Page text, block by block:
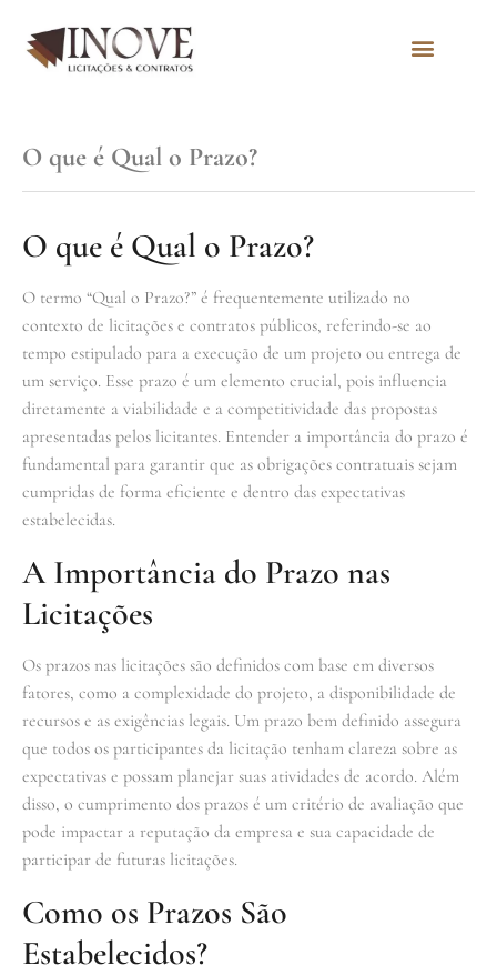
O que é Qual o Prazo?
O que é Qual o Prazo?
O termo “Qual o Prazo?” é frequentemente utilizado no
contexto de licitações e contratos públicos, referindo-se ao
tempo estipulado para a execução de um projeto ou entrega de
um serviço. Esse prazo é um elemento crucial, pois influencia
diretamente a viabilidade e a competitividade das propostas
apresentadas pelos licitantes. Entender a importância do prazo é
fundamental para garantir que as obrigações contratuais sejam
cumpridas de forma eficiente e dentro das expectativas
estabelecidas.
A Importância do Prazo nas
Licitações
Os prazos nas licitações são definidos com base em diversos
fatores, como a complexidade do projeto, a disponibilidade de
recursos e as exigências legais. Um prazo bem definido assegura
que todos os participantes da licitação tenham clareza sobre as
expectativas e possam planejar suas atividades de acordo. Além
disso, o cumprimento dos prazos é um critério de avaliação que
pode impactar a reputação da empresa e sua capacidade de
participar de futuras licitações.
Como os Prazos São
Estabelecidos?